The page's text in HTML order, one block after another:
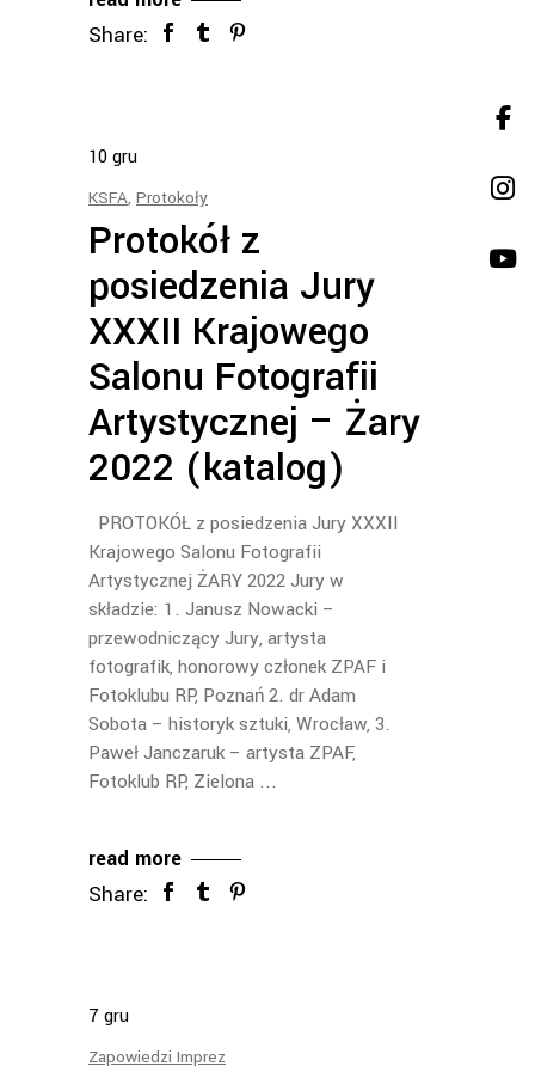
Share:
10gru
KSFA, Protokoły
Protokół z
posiedzenia Jury
XXXII Krajowego
Salonu Fotografii
Artystycznej – Żary
2022 (katalog)
PROTOKÓŁ z posiedzenia Jury XXXII
Krajowego Salonu Fotografii
Artystycznej ŻARY 2022 Jury w
składzie: 1. Janusz Nowacki –
przewodniczący Jury, artysta
fotografik, honorowy członek ZPAF i
Fotoklubu RP, Poznań 2. dr Adam
Sobota – historyk sztuki, Wrocław, 3.
Paweł Janczaruk – artysta ZPAF,
Fotoklub RP, Zielona
read more
Share:
7 gru
Zapowiedzi Imprez